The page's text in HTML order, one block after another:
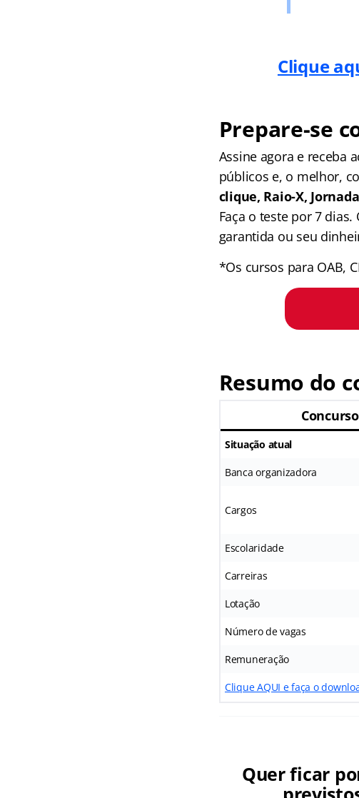
Clique
Prepare-se
Assine agora e receba
públicos e, o melhor,
clique, Raio-X,
Faça o teste por 7
garantida ou seu
*Os cursos para OAB,
Resumo do
Situação atual
Banca organizadora
Cargos
Escolaridade
Carreiras
Lotação
Número de vagas
Remuneração
Clique AQUI e faça o
Quer ficar